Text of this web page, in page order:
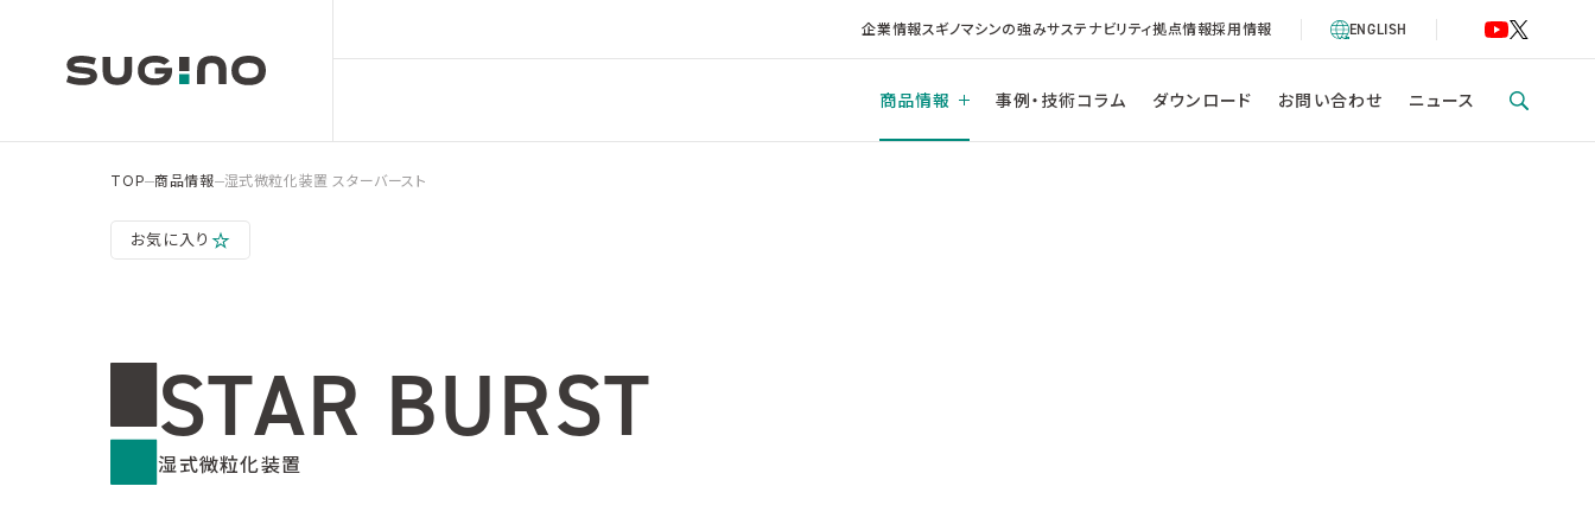
企業情報スギノマシンの強みサステナビリティ拠点情報採用情報 ENGLISH
商品情報 事例・技術コラム ダウンロード お問い合わせ ニュース
TOP 商品情報 湿式微粒化装置 スターバースト
お気に入り
STAR BURST
湿式微粒化装置